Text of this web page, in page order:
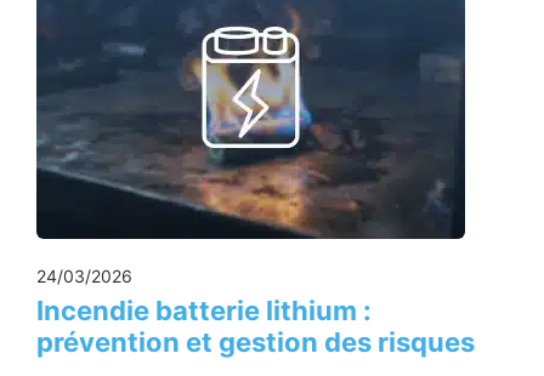
24/03/2026
Incendie batterie lithium :
prévention et gestion des risques